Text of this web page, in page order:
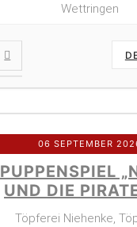
Wettringen
06 SEPTEMBER
PUPPENSPIEL
UND DIE
Töpferei Niehenke,